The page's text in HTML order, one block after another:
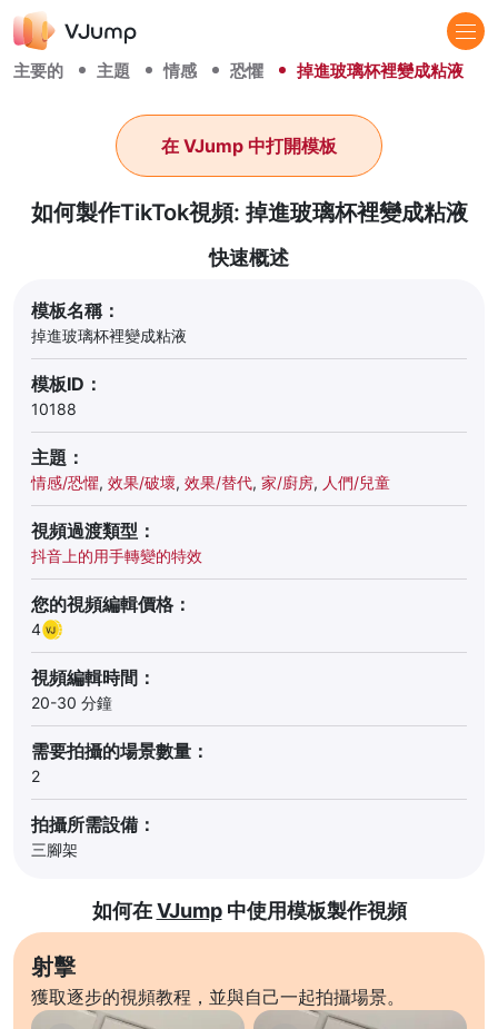
主要的 主題 情感 恐懼 掉進玻璃杯裡變成粘液
如何製作TikTok視頻: 掉進玻璃杯裡變成粘液
在 VJump 中打開模板
快速概述
模板名稱：
掉進玻璃杯裡變成粘液
模板ID：
10188
主題：
情感/恐懼, 效果/破壞, 效果/替代, 家/廚房, 人們/兒童
視頻過渡類型：
抖音上的用手轉變的特效
您的視頻編輯價格：
4
視頻編輯時間：
20-30 分鐘
需要拍攝的場景數量：
2
拍攝所需設備：
三腳架
如何在VJump中使用模板製作視頻
射擊
獲取逐步的視頻教程，並與自己一起拍攝場景。